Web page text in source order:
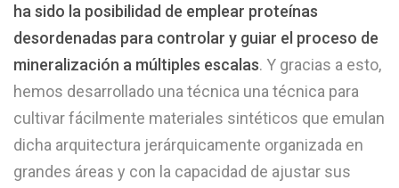
ha sido la posibilidad de emplear proteínas
desordenadas para controlar y guiar el proceso de
mineralización a múltiples escalas. Y gracias a esto,
hemos desarrollado una técnica una técnica para
cultivar fácilmente materiales sintéticos que emulan
dicha arquitectura jerárquicamente organizada en
grandes áreas y con la capacidad de ajustar sus